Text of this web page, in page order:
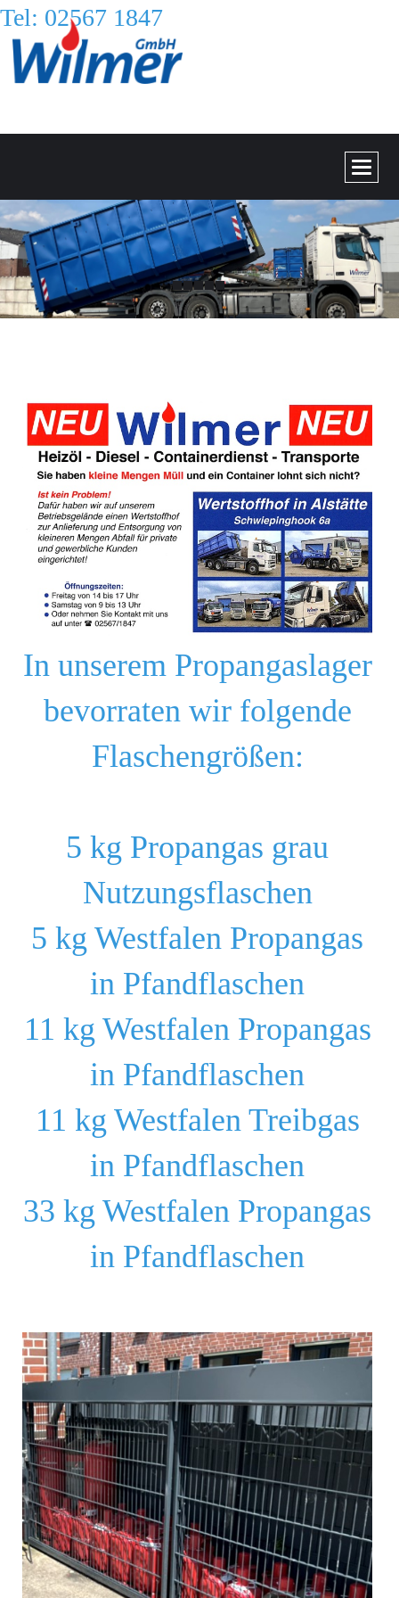
Tel: 02567 1847
In unserem Propangaslager
bevorraten wir folgende
Flaschengrößen:
5 kg Propangas grau
Nutzungsflaschen
5 kg Westfalen Propangas
in Pfandflaschen
11 kg Westfalen Propangas
in Pfandflaschen
11 kg Westfalen Treibgas
in Pfandflaschen
33 kg Westfalen Propangas
in Pfandflaschen